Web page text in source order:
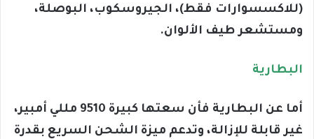
(للاكسسوارات فقط)، الجيروسكوب، البوصلة،
ومستشعر طيف الألوان.
البطارية
أما عن البطارية فأن سعتها كبيرة 9510 مللي أمبير،
غير قابلة للإزالة، وتدعم ميزة الشحن السريع بقدرة